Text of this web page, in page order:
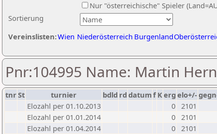
Sortierung
Nur "österreichische" Spieler
Vereinslisten:Wien Niederösterreich Burgenland
Pnr:104995 Name: Martin
tnrSt turnier bdld rd datumf Kerg elo+/-
Elozahl per 01.10.2013
0 2101
Elozahl per 01.01.2014
0 2101
Elozahl per 01.04.2014
0 2101